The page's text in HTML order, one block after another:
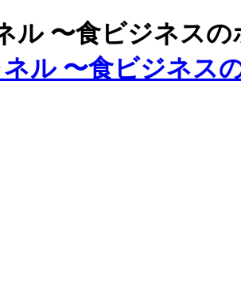
ル 〜食ビジネス